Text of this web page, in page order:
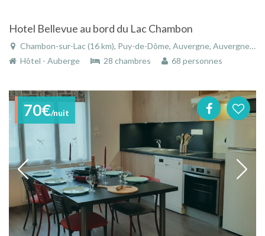
Hotel Bellevue au bord du Lac Chambon
Chambon-sur-Lac (16 km), Puy-de-Dôme, Auvergne, Auvergne-Rhône-Alpes, France
Hôtel - Auberge
28 chambres 68 personnes
70€/nuit